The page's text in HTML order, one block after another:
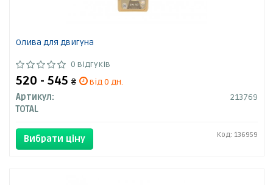
Олива для двигуна
0 відгуків
520 - 545 ₴
від 0 дн.
Артикул:
213769
TOTAL
Вибрати ціну Код: 136959